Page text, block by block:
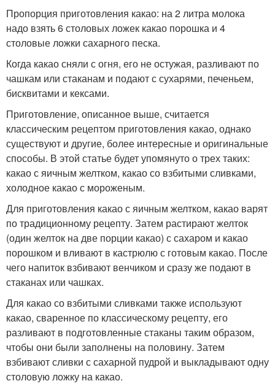
Пропорция приготовления какао: на 2 литра молока
надо взять 6 столовых ложек какао порошка и 4
столовые ложки сахарного песка.
Когда какао сняли с огня, его не остужая, разливают по
чашкам или стаканам и подают с сухарями, печеньем,
бисквитами и кексами.
Приготовление, описанное выше, считается
классическим рецептом приготовления какао, однако
существуют и другие, более интересные и оригинальные
способы. В этой статье будет упомянуто о трех таких:
какао с яичным желтком, какао со взбитыми сливками,
холодное какао с мороженым.
Для приготовления какао с яичным желтком, какао варят
по традиционному рецепту. Затем растирают желток
(один желток на две порции какао) с сахаром и какао
порошком и вливают в кастрюлю с готовым какао. После
чего напиток взбивают венчиком и сразу же подают в
стаканах или чашках.
Для какао со взбитыми сливками также используют
какао, сваренное по классическому рецепту, его
разливают в подготовленные стаканы таким образом,
чтобы они были заполнены на половину. Затем
взбивают сливки с сахарной пудрой и выкладывают одну
столовую ложку на какао.